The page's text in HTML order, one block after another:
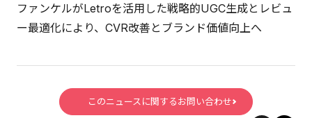
ファンケルがLetroを活用した戦略的UGC生成とレビュ
ー最適化により、CVR改善とブランド価値向上へ
このニュースに関するお問い合わせ